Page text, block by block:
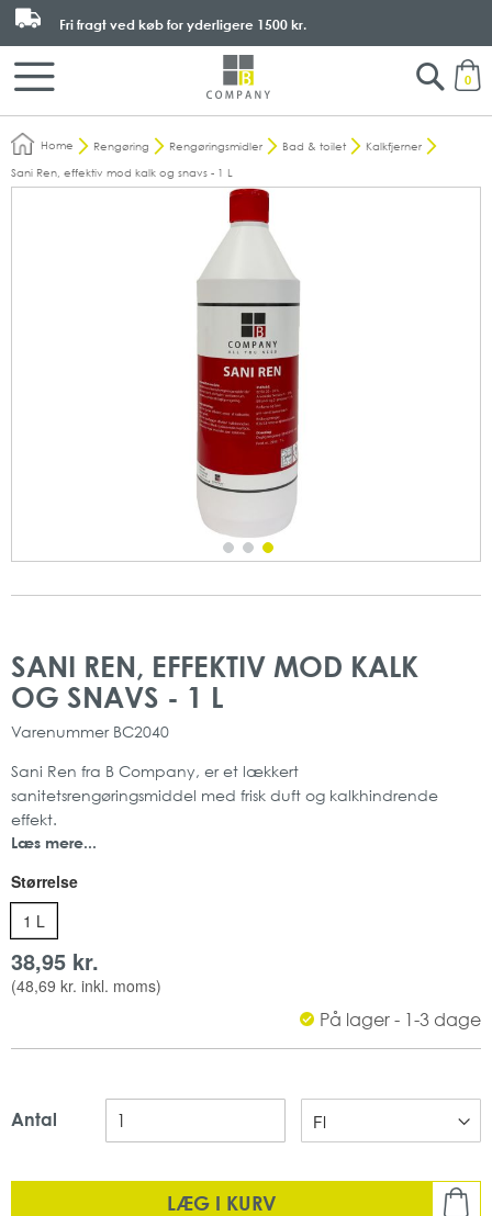
0
Fri fragt ved køb for yderligere 1500 kr.
Search
Home Rengøring Rengøringsmidler Bad & toilet
Kalkfjerner
Sani Ren, effektiv mod kalk og snavs - 1 L
SANI REN, EFFEKTIV MOD KALK
OG SNAVS - 1 L
Varenummer BC2040
Sani Ren fra B Company, er et lækkert
sanitetsrengøringsmiddel med frisk duft og kalkhindrende
effekt.
Sani Ren kan anvendes til daglig rengøring, af alle sanitære
Fjerner effektivt rester af kalk, sæbe, snavs og fedt.
Forebygger effektivt kalkdannelser og efterlader en blank og
skinnende overflade.
Emballage: 1 liter
pH-værdi koncentrat: 9
Læs mere...
Størrelse
1 L
38,95 kr.
(48,69 kr. inkl. moms)
På lager - 1-3 dage
Antal
LÆG I KURV
slutningen
af
starten
af